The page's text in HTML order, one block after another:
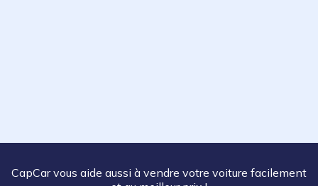
CapCar vous aide aussi à vendre votre voiture facilement